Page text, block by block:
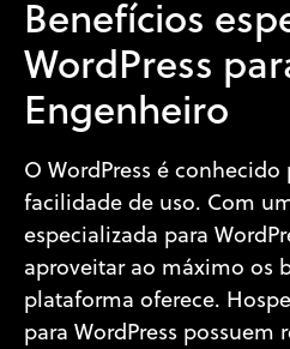
Benefícios
WordPress
Engenheiro
O WordPress é
facilidade de uso. Com
especializada para
aproveitar ao máximo os
plataforma oferece.
para WordPress possuem